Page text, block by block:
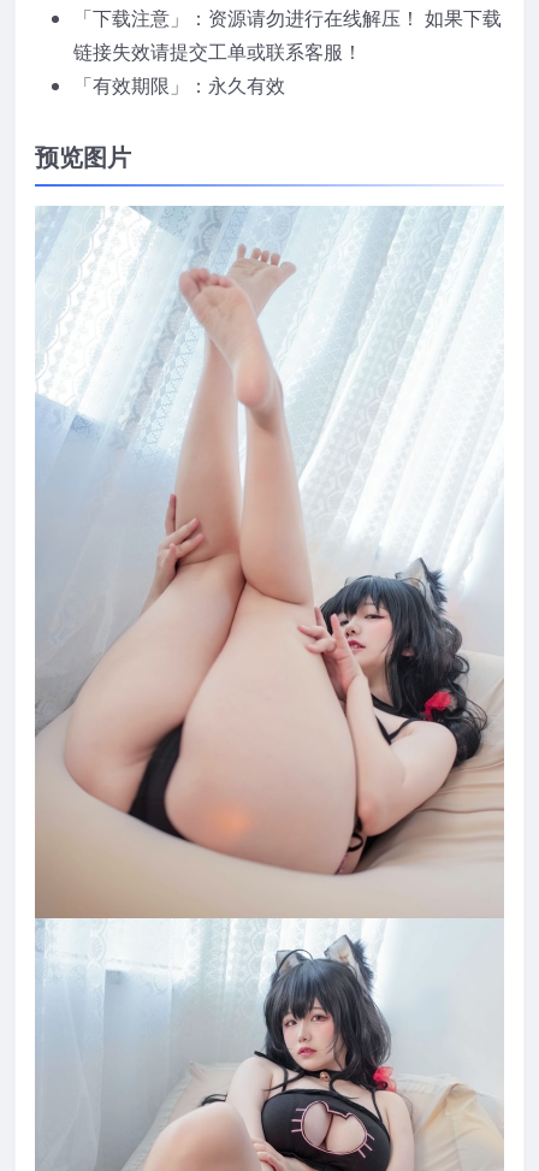
「下载注意」：资源请勿进行在线解压！ 如果下载
链接失效请提交工单或联系客服！
「有效期限」：永久有效
预览图片